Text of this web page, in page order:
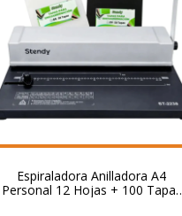
Espiraladora Anilladora A4
Personal 12 Hojas + 100 Tapas